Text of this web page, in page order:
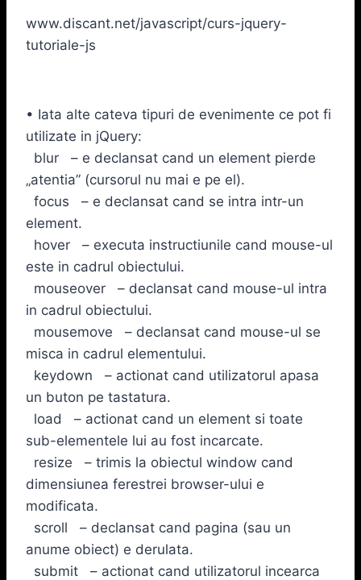
www.discant.net/javascript/curs-jquery-
tutoriale-js
• Iata alte cateva tipuri de evenimente ce pot fi
utilizate in jQuery:
blur – e declansat cand un element pierde
„atentia” (cursorul nu mai e pe el).
focus – e declansat cand se intra intr-un
element.
hover – executa instructiunile cand mouse-ul
este in cadrul obiectului.
mouseover – declansat cand mouse-ul intra
in cadrul obiectului.
mousemove – declansat cand mouse-ul se
misca in cadrul elementului.
keydown – actionat cand utilizatorul apasa
un buton pe tastatura.
load – actionat cand un element si toate
sub-elementele lui au fost incarcate.
resize – trimis la obiectul window cand
dimensiunea ferestrei browser-ului e
modificata.
scroll – declansat cand pagina (sau un
anume obiect) e derulata.
submit – actionat cand utilizatorul incearca